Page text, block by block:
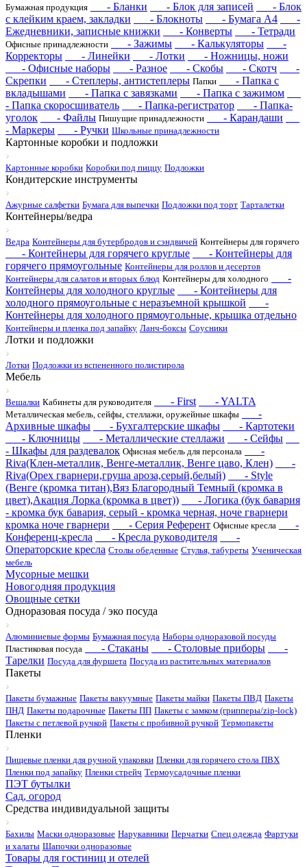
Бумажная продукция - Бланки - Блок для записей
- Блок
с клейким краем, закладки
- Блокноты - Бумага А4
-
Ежедневники, записные книжки
- Конверты - Тетради
Офисные принадлежности - Зажимы - Калькуляторы
-
Корректоры
- Линейки - Лотки
- Ножницы, ножи
- Офисные наборы
- Разное - Скобы - Скотч
-
Скрепки
- Степлеры, антистеплеры Папки
- Папка с
вкладышами
- Папка с завязками
- Папка с зажимом
- Папка скоросшиватель
- Папка-регистратор
- Папка-
уголок
- Файлы Пишущие принадлежности
- Карандаши
- Маркеры
- Ручки Школьные принадлежности
Картонные коробки и подложки
Картонные коробки Коробки под пиццу Подложки
Кондитерские инструменты
Ажурные салфетки Бумага для выпечки Подложки под торт Тарталетки
Контейнеры/ведра
Ведра Контейнеры для бутербродов и сэндвичей Контейнеры для горячего
- Контейнеры для горячего круглые
- Контейнеры для
горячего прямоугольные Контейнеры для роллов и десертов
Контейнеры для салатов и вторых блюд Контейнеры для холодного
-
Контейнеры для холодного круглые
- Контейнеры для
холодного прямоугольные с неразъемной крышкой
-
Контейнеры для холодного прямоугольные, крышка отдельно
Контейнеры и пленка под запайку Ланч-боксы Соусники
Лотки и подложки
Лотки Подложки из вспененного полистирола
Мебель
Вешалки Кабинеты для руководителя - First - YALTA
Металлическая мебель, сейфы, стеллажи, оружейные шкафы
-
Архивные шкафы
- Бухгалтерские шкафы
- Картотеки
- Ключницы
- Металлические стеллажи
- Сейфы
- Шкафы для раздевалок Офисная мебель для персонала
-
Riva(Клен-металлик, Венге-металлик, Венге цаво, Клен)
-
Riva(Орех гварнери,груша ароза,серый,белый)
- Style
(Венге (кромка титан),Вяз Благородный Темный (кромка в
цвет),Акация Лорка (кромка в цвет))
- Логика (бук бавария
- кромка бук бавария, серый - кромка черная, ноче гварнери
кромка ноче гварнери
- Серия Референт Офисные кресла
-
Конференц-кресла
- Кресла руководителя
-
Операторские кресла Столы обеденные Стулья, табуреты Ученическая
мебель
Мусорные мешки
Новогодняя продукция
Овощные сетки
Одноразовая посуда / эко посуда
Алюминиевые формы Бумажная посуда Наборы одноразовой посуды
Пластиковая посуда
- Стаканы - Столовые приборы
-
Тарелки Посуда для фуршета Посуда из растительных материалов
Пакеты
Пакеты бумажные Пакеты вакуумные Пакеты майки Пакеты ПВД Пакеты
ПНД Пакеты подарочные Пакеты ПП Пакеты с замком (грипперы/zip-lock)
Пакеты с петлевой ручкой Пакеты с пробивной ручкой Термопакеты
Пленки
Пищевые пленки для ручной упаковки Пленки для горячего стола ПВХ
Пленки под запайку Пленки стрейч Термоусадочные пленки
ПЭТ бутылки
Сад, огород
Средства индивидуальной защиты
Бахилы Маски одноразовые Нарукавники Перчатки Спец одежда Фартуки
и халаты Шапочки одноразовые
Товары для гостиниц и отелей